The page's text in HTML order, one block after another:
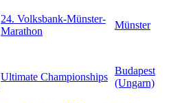
24. Volksbank-Münster-
Marathon
Münster
Ultimate Championships
Budapest
(Ungarn)